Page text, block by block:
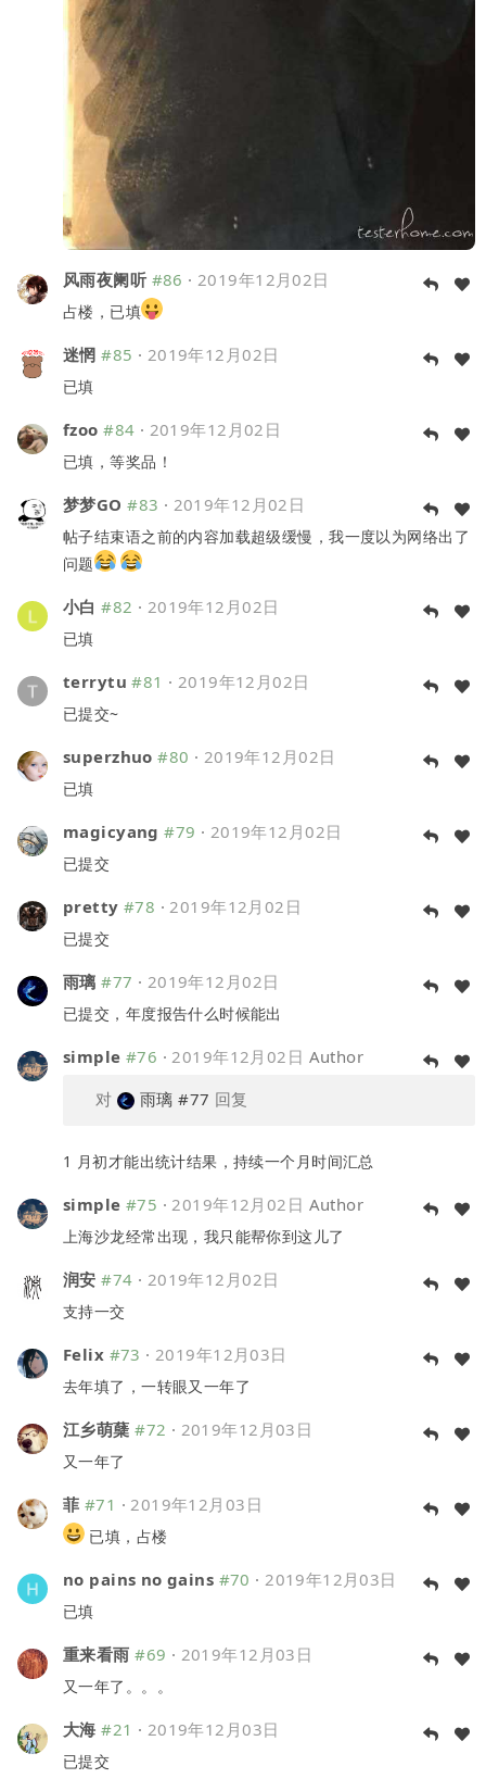
风雨夜阑听 #86 · 2019年12月02日
占楼，已填
迷惘 #85 · 2019年12月02日
已填
fzoo #84 · 2019年12月02日
已填，等奖品！
梦梦GO #83 · 2019年12月02日
帖子结束语之前的内容加载超级缓慢，我一度以为网络出了
问题
小白 #82 · 2019年12月02日
已填
terrytu #81 · 2019年12月02日
已提交~
superzhuo #80 · 2019年12月02日
已填
magicyang #79 · 2019年12月02日
已提交
pretty #78 · 2019年12月02日
已提交
雨璃 #77 · 2019年12月02日
已提交，年度报告什么时候能出
simple #76 · 2019年12月02日 Author
对
雨璃 #77 回复
1 月初才能出统计结果，持续一个月时间汇总
simple #75 · 2019年12月02日 Author
上海沙龙经常出现，我只能帮你到这儿了
润安 #74 · 2019年12月02日
支持一交
Felix #73 · 2019年12月03日
去年填了，一转眼又一年了
江乡萌蘖 #72 · 2019年12月03日
又一年了
菲 #71 · 2019年12月03日
已填，占楼
no pains no gains #70 · 2019年12月03日
已填
重来看雨 #69 · 2019年12月03日
又一年了。。。
大海 #21 · 2019年12月03日
已提交